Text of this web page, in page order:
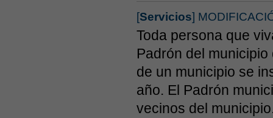
[Servicios]
Toda persona que
Padrón del
de un municipio se
año. El Padrón
vecinos del